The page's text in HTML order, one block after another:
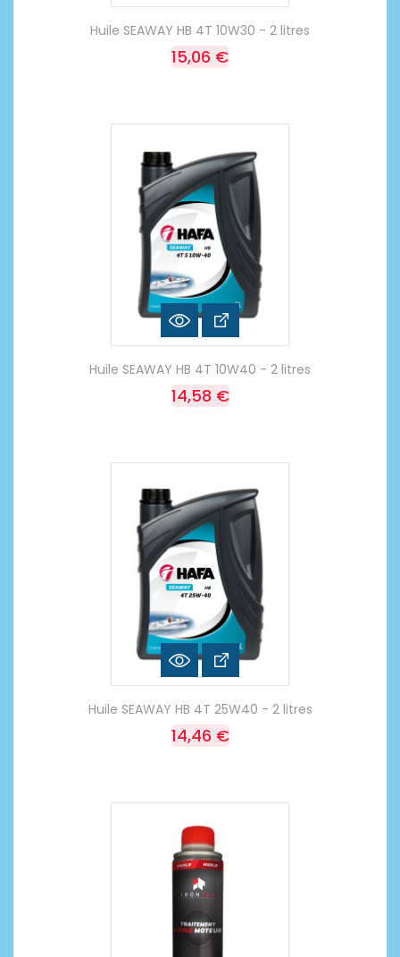
Huile SEAWAY HB 4T 10W30 - 2 litres
15,06 €
Huile SEAWAY HB 4T 10W40 - 2 litres
14,58 €
Huile SEAWAY HB 4T 25W40 - 2 litres
14,46 €